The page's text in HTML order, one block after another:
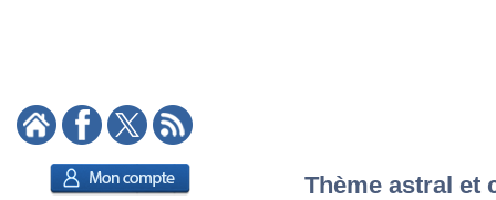
Thème astral et